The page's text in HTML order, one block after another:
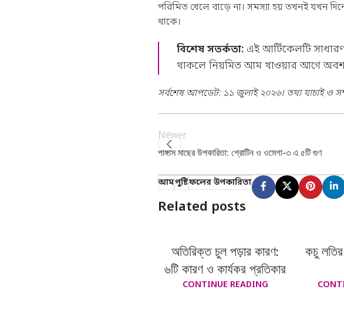
পরিমিত খেলে বাড়ে না। সমস্যা হয় তখনই যখন
থাকে।
বিশেষ সতর্কতা:এই আর্টিকেলটি সাধারণ
থাকলে নিয়মিত আম খাওয়ার আগে
সর্বশেষ আপডেট: ১১ জুলাই ২০২৬। তথ্য যাচাই ও
Newer
পাঙ্গাস মাছের উপকারিতা: প্রোটিন ও ওমেগা-৩ এ ৫টি গুণ
আমপুষ্টিফলের উপকারিতা
Related posts
অতিরিক্ত চুল পড়ার কারণ:
৬টি কারণ ও কার্যকর প্রতিকার
CONTINUE READING
কচু লতির